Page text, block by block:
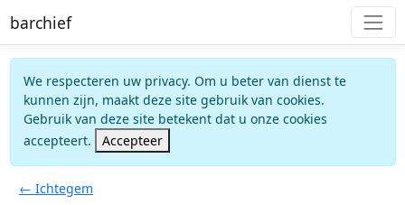
barchief
We respecteren uw privacy. Om u beter van dienst te
kunnen zijn, maakt deze site gebruik van cookies.
Gebruik van deze site betekent dat u onze cookies
accepteert.
Accepteer
← Ichtegem